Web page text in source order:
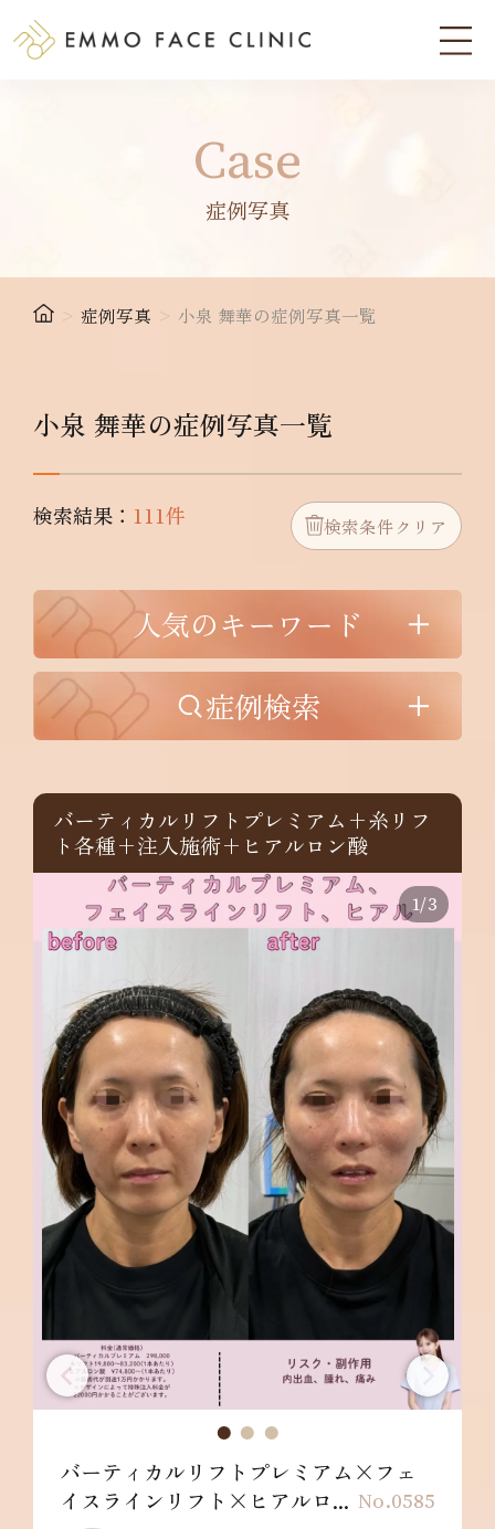
Case
症例写真
> 症例写真 > 小泉 舞華の症例写真一覧
小泉 舞華の症例写真一覧
検索結果： 111件 検索条件クリア
人気のキーワード
症例検索
バーティカルリフトプレミアム+糸リフ
ト各種+注入施術+ヒアルロン酸
1/3
No.0585
バーティカルリフトプレミアム×フェ
イスラインリフト×ヒアルロ...